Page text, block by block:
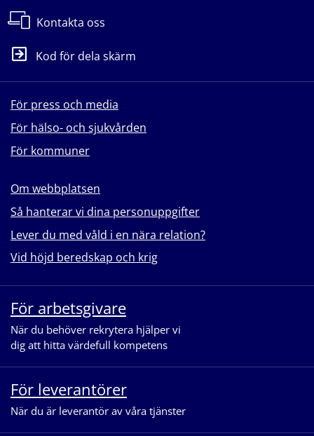
Kontakta oss
Kod för dela skärm
För press och media
För hälso- och sjukvården
För kommuner
Om webbplatsen
Så hanterar vi dina personuppgifter
Lever du med våld i en nära relation?
Vid höjd beredskap och krig
För arbetsgivare
När du behöver rekrytera hjälper vi
dig att hitta värdefull kompetens
För leverantörer
När du är leverantör av våra tjänster